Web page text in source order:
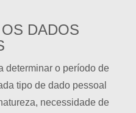
DADOS
determinar o período de
tipo de dado pessoal
necessidade de